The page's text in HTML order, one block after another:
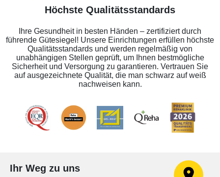
Höchste Qualitätsstandards
Ihre Gesundheit in besten Händen – zertifiziert durch
führende Gütesiegel! Unsere Einrichtungen erfüllen höchste
Qualitätsstandards und werden regelmäßig von
unabhängigen Stellen geprüft, um Ihnen bestmögliche
Sicherheit und Versorgung zu garantieren. Vertrauen Sie
auf ausgezeichnete Qualität, die man schwarz auf weiß
nachweisen kann.
Ihr Weg zu uns